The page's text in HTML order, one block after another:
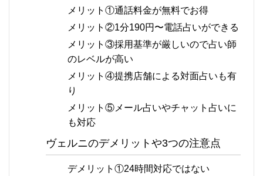
メリット①通話料金が無料でお得
メリット②1分190円〜電話占いができる
メリット③採用基準が厳しいので占い師
のレベルが高い
メリット④提携店舗による対面占いも有
り
メリット⑤メール占いやチャット占いに
も対応
ヴェルニのデメリットや3つの注意点
デメリット①24時間対応ではない